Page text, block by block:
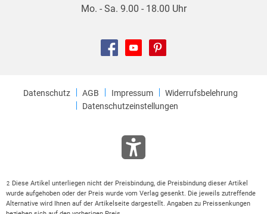
Mo. - Sa. 9.00 - 18.00 Uhr
Datenschutz AGB Impressum
Widerrufsbelehrung
Datenschutzeinstellungen
2
Diese Artikel unterliegen nicht der Preisbindung, die Preisbindung dieser Artikel
wurde aufgehoben oder der Preis wurde vom Verlag gesenkt. Die jeweils zutreffende
Alternative wird Ihnen auf der Artikelseite dargestellt. Angaben zu Preissenkungen